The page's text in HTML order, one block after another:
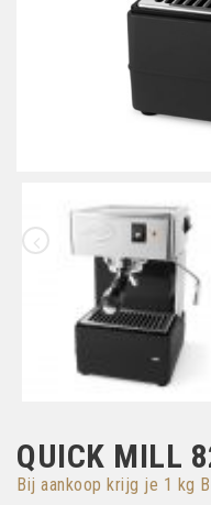
QUICK MILL
Bij aankoop krijg je 1 kg